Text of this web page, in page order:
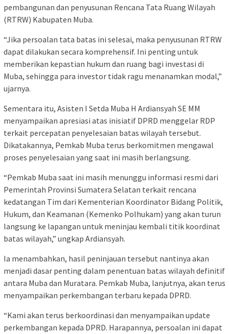
pembangunan dan penyusunan Rencana Tata Ruang Wilayah
(RTRW) Kabupaten Muba.
“Jika persoalan tata batas ini selesai, maka penyusunan RTRW
dapat dilakukan secara komprehensif. Ini penting untuk
memberikan kepastian hukum dan ruang bagi investasi di
Muba, sehingga para investor tidak ragu menanamkan modal,”
ujarnya.
Sementara itu, Asisten I Setda Muba H Ardiansyah SE MM
menyampaikan apresiasi atas inisiatif DPRD menggelar RDP
terkait percepatan penyelesaian batas wilayah tersebut.
Dikatakannya, Pemkab Muba terus berkomitmen mengawal
proses penyelesaian yang saat ini masih berlangsung.
“Pemkab Muba saat ini masih menunggu informasi resmi dari
Pemerintah Provinsi Sumatera Selatan terkait rencana
kedatangan Tim dari Kementerian Koordinator Bidang Politik,
Hukum, dan Keamanan (Kemenko Polhukam) yang akan turun
langsung ke lapangan untuk meninjau kembali titik koordinat
batas wilayah,” ungkap Ardiansyah.
Ia menambahkan, hasil peninjauan tersebut nantinya akan
menjadi dasar penting dalam penentuan batas wilayah definitif
antara Muba dan Muratara. Pemkab Muba, lanjutnya, akan terus
menyampaikan perkembangan terbaru kepada DPRD.
“Kami akan terus berkoordinasi dan menyampaikan update
perkembangan kepada DPRD. Harapannya, persoalan ini dapat